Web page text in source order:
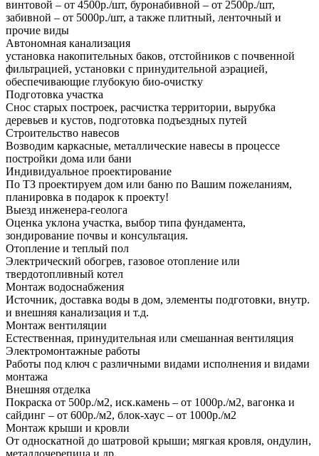
винтовой – от 4500р./шт, буронабивной – от 2500р./шт,
забивной – от 5000р./шт, а также плитный, ленточный и
прочие виды
Автономная канализация
установка накопительных баков, отстойников с почвенной
фильтрацией, установки с принудительной аэрацией,
обеспечивающие глубокую био-очистку
Подготовка участка
Снос старых построек, расчистка территории, вырубка
деревьев и кустов, подготовка подъездных путей
Строительство навесов
Возводим каркасные, металлические навесы в процессе
постройки дома или бани
Индивидуальное проектирование
По ТЗ проектируем дом или баню по Вашим пожеланиям,
планировка в подарок к проекту!
Выезд инженера-геолога
Оценка уклона участка, выбор типа фундамента,
зондирование почвы и консультация.
Отопление и теплый пол
Электрический обогрев, газовое отопление или
твердотопливный котел
Монтаж водоснабжения
Источник, доставка воды в дом, элементы подготовки, внутр.
и внешняя канализация и т.д.
Монтаж вентиляции
Естественная, принудительная или смешанная вентиляция
Электромонтажные работы
Работы под ключ с различными видами исполнения и видами
монтажа
Внешняя отделка
Покраска от 500р./м2, иск.камень – от 1000р./м2, вагонка и
сайдинг – от 600р./м2, блок-хаус – от 1000р./м2
Монтаж крыши и кровли
От односкатной до шатровой крыши; мягкая кровля, ондулин,